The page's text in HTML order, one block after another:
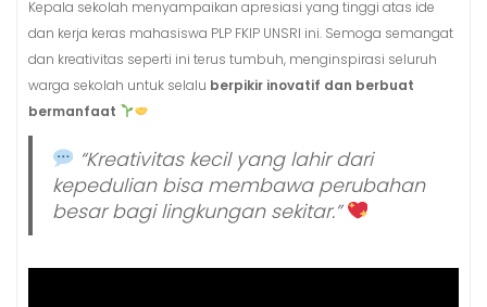
Kepala sekolah menyampaikan apresiasi yang tinggi atas ide
dan kerja keras mahasiswa PLP FKIP UNSRI ini. Semoga semangat
dan kreativitas seperti ini terus tumbuh, menginspirasi seluruh
warga sekolah untuk selalu berpikir inovatif dan berbuat
bermanfaat
“Kreativitas kecil yang lahir dari
kepedulian bisa membawa perubahan
besar bagi lingkungan sekitar.”